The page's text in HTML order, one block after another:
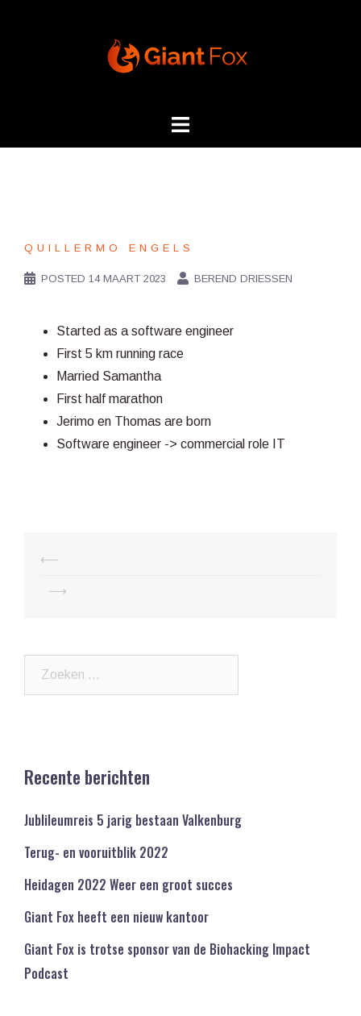
QUILLERMO ENGELS
POSTED 14 MAART 2023 BEREND DRIESSEN
Started as a software engineer
First 5 km running race
Married Samantha
First half marathon
Jerimo en Thomas are born
Software engineer -> commercial role IT
Post
navigation
⟵
⟶
Recente berichten
Jublileumreis 5 jarig bestaan Valkenburg
Terug- en vooruitblik 2022
Heidagen 2022 Weer een groot succes
Giant Fox heeft een nieuw kantoor
Giant Fox is trotse sponsor van de Biohacking Impact
Podcast